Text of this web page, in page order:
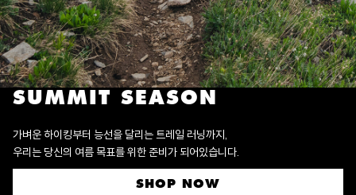
SUMMIT SEASON
가벼운 하이킹부터 능선을 달리는 트레일 러닝까지,
우리는 당신의 여름 목표를 위한 준비가 되어있습니다.
SHOP NOW